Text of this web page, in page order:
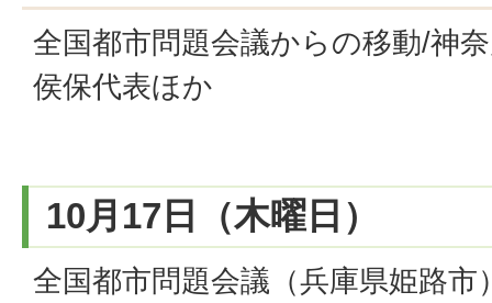
全国都市問題会議からの移動/神
侯保代表ほか
10月17日（木曜日）
全国都市問題会議（兵庫県姫路市